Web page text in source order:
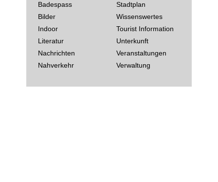
Badespass
Bilder
Indoor
Literatur
Nachrichten
Nahverkehr
Stadtplan
Wissenswertes
Tourist Information
Unterkunft
Veranstaltungen
Verwaltung